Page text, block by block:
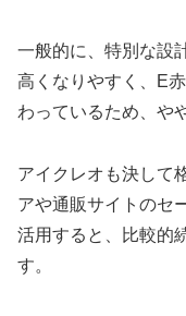
一般的に、特別な設
高くなりやすく、E
わっているため、や
アイクレオも決して
アや通販サイトのセ
活用すると、比較的
す。